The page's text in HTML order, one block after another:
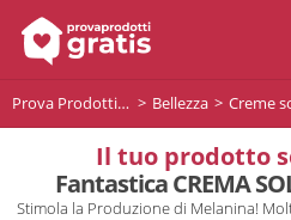
Prova Prodotti Gratis Bellezza Creme
Il tuo prodotto
Fantastica CREMA
Stimola la Produzione di Melanina!